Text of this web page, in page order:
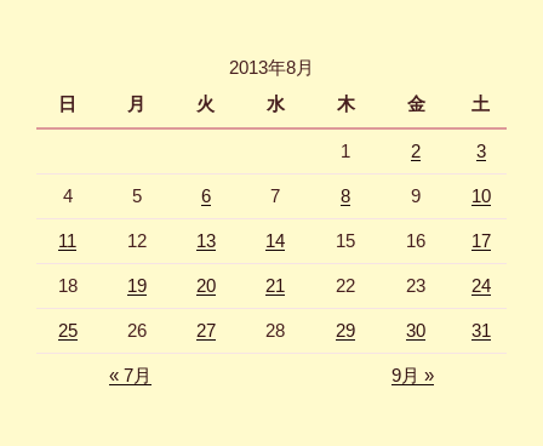
2013年8月
日
月 火 水 木 金 土
1 2 3
4 5 6 7 8 9 10
11 12 13 14 15 16 17
18 19 20 21 22 23 24
25 26 27 28 29 30 31
« 7月 9月 »